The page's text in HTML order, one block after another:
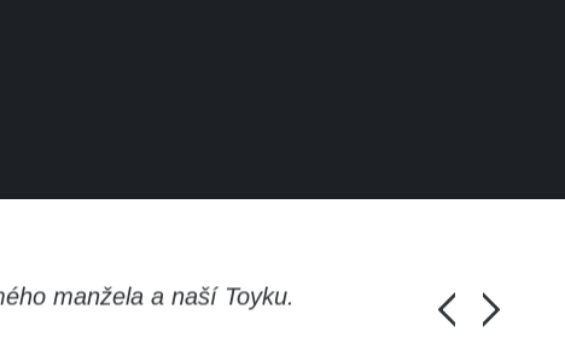
manžela a naší Toyku. Chlapi, moc
Honza Pánka,